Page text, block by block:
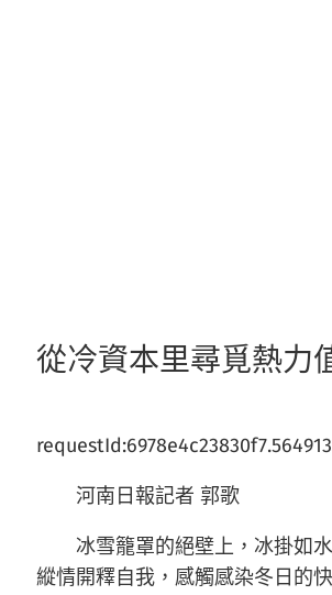
從冷資本里尋覓熱力
河南日報記者 郭歌
冰雪籠罩的絕壁上，冰掛如
縱情開釋自我，感觸感染冬日的